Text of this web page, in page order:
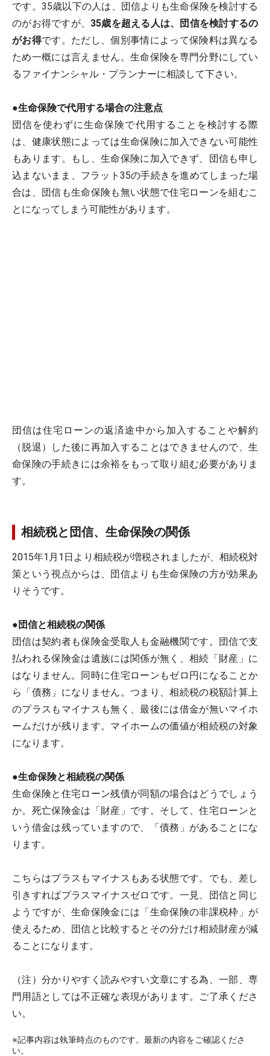
です。35歳以下の人は、団信よりも生命保険を検討する
のがお得ですが、 35歳を超える人は、団信を検討するの
がお得です。ただし、個別事情によって保険料は異なる
ため一概には言えません。生命保険を専門分野にしてい
るファイナンシャル・プランナーに相談して下さい。
●生命保険で代用する場合の注意点
団信を使わずに生命保険で代用することを検討する際
は、健康状態によっては生命保険に加入できない可能性
もあります。もし、生命保険に加入できず、団信も申し
込まないまま、フラット35の手続きを進めてしまった場
合は、団信も生命保険も無い状態で住宅ローンを組むこ
とになってしまう可能性があります。
団信は住宅ローンの返済途中から加入することや解約
（脱退）した後に再加入することはできませんので、生
命保険の手続きには余裕をもって取り組む必要がありま
す。
相続税と団信、生命保険の関係
2015年1月1日より相続税が増税されましたが、相続税対
策という視点からは、団信よりも生命保険の方が効果あ
りそうです。
●団信と相続税の関係
団信は契約者も保険金受取人も金融機関です。団信で支
払われる保険金は遺族には関係が無く、相続「財産」に
はなりません。同時に住宅ローンもゼロ円になることか
ら「債務」になりません。つまり、相続税の税額計算上
のプラスもマイナスも無く、最後には借金が無いマイホ
ームだけが残ります。マイホームの価値が相続税の対象
になります。
●生命保険と相続税の関係
生命保険と住宅ローン残債が同額の場合はどうでしょう
か。死亡保険金は「財産」です。そして、住宅ローンと
いう借金は残っていますので、「債務」があることにな
ります。
こちらはプラスもマイナスもある状態です。でも、差し
引きすればプラスマイナスゼロです。一見、団信と同じ
ようですが、生命保険金には「生命保険の非課税枠」が
使えるため、団信と比較するとその分だけ相続財産が減
ることになります。
（注）分かりやすく読みやすい文章にする為、一部、専
門用語としては不正確な表現があります。ご了承くださ
い。
※記事内容は執筆時点のものです。最新の内容をご確認くださ
い。